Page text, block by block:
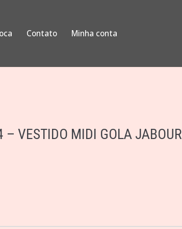
Contato Minha conta
– VESTIDO MIDI GOLA JABOUR